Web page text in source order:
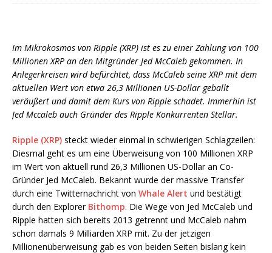
Im Mikrokosmos von Ripple (XRP) ist es zu einer Zahlung von 100
Millionen XRP an den Mitgründer Jed McCaleb gekommen. In
Anlegerkreisen wird befürchtet, dass McCaleb seine XRP mit dem
aktuellen Wert von etwa 26,3 Millionen US-Dollar geballt
veräußert und damit dem Kurs von Ripple schadet. Immerhin ist
Jed Mccaleb auch Gründer des Ripple Konkurrenten Stellar.
Ripple (XRP) steckt wieder einmal in schwierigen Schlagzeilen:
Diesmal geht es um eine Überweisung von 100 Millionen XRP
im Wert von aktuell rund 26,3 Millionen US-Dollar an Co-
Gründer Jed McCaleb. Bekannt wurde der massive Transfer
durch eine Twitternachricht von Whale Alert und bestätigt
durch den Explorer Bithomp. Die Wege von Jed McCaleb und
Ripple hatten sich bereits 2013 getrennt und McCaleb nahm
schon damals 9 Milliarden XRP mit. Zu der jetzigen
Millionenüberweisung gab es von beiden Seiten bislang kein